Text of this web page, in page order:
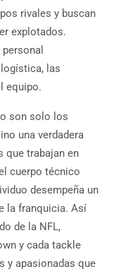
rivales y buscan
explotados.
las
equipo.
son solo los
una verdadera
que trabajan en
cuerpo técnico
desempeña un
la franquicia. Así
de la NFL,
y cada tackle
y apasionadas que